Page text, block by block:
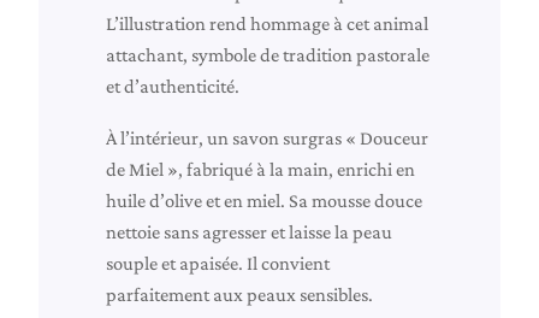
u
v
i
r
«
A
g
n
L’illustration rend hommage à cet animal
attachant, symbole de tradition pastorale
et d’authenticité.
À l’intérieur, un savon surgras « Douceur
de Miel », fabriqué à la main, enrichi en
huile d’olive et en miel. Sa mousse douce
nettoie sans agresser et laisse la peau
souple et apaisée. Il convient
parfaitement aux peaux sensibles.